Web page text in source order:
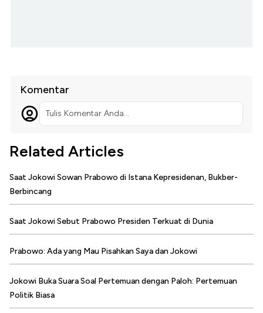
Komentar
Tulis Komentar Anda...
Related Articles
Saat Jokowi Sowan Prabowo di Istana Kepresidenan, Bukber-
Berbincang
Saat Jokowi Sebut Prabowo Presiden Terkuat di Dunia
Prabowo: Ada yang Mau Pisahkan Saya dan Jokowi
Jokowi Buka Suara Soal Pertemuan dengan Paloh: Pertemuan
Politik Biasa